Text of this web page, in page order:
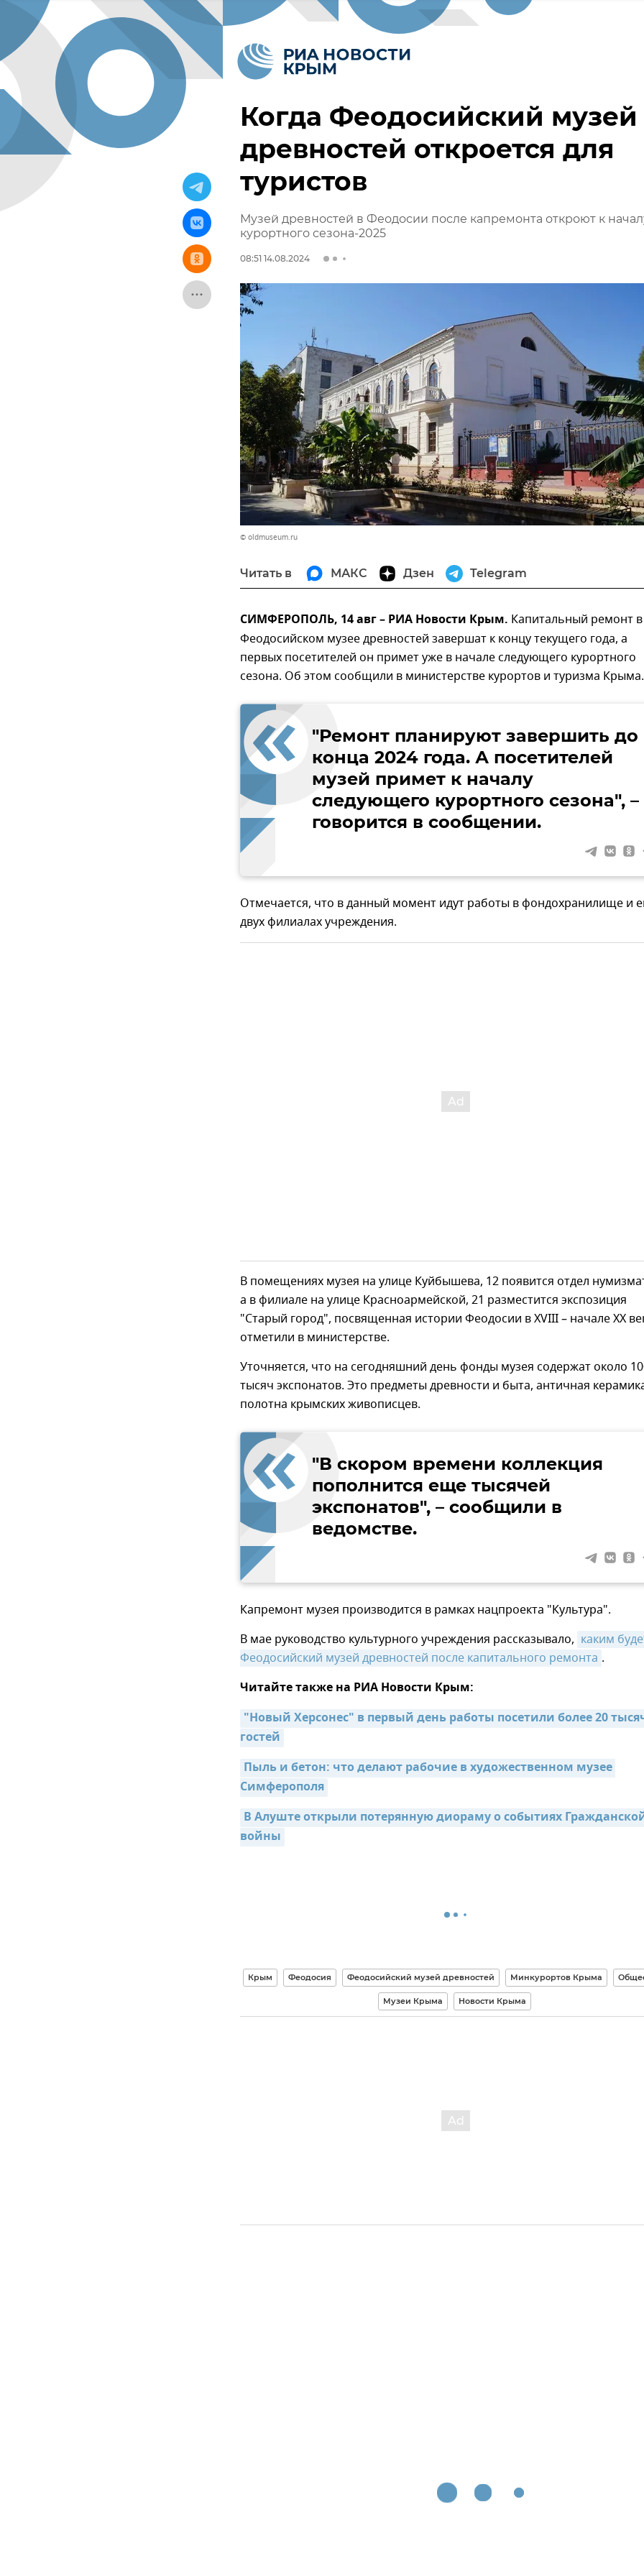
Когда Феодосийский музей
древностей откроется для
туристов
Музей древностей в Феодосии после капремонта откроют к
курортного сезона-2025
08:51 14.08.2024
© oldmuseum.ru
Читать в МАКС Дзен Telegram
СИМФЕРОПОЛЬ, 14 авг – РИА Новости Крым. Капитальный ремонт в
Феодосийском музее древностей завершат к концу текущего года, а
первых посетителей он примет уже в начале следующего курортного
сезона. Об этом сообщили в министерстве курортов и туризма Крыма.
"Ремонт планируют завершить до
конца 2024 года. А посетителей
музей примет к началу
следующего курортного сезона", –
говорится в сообщении.
Отмечается, что в данный момент идут работы в фондохранилище и
двух филиалах учреждения.
В помещениях музея на улице Куйбышева, 12 появится отдел
а в филиале на улице Красноармейской, 21 разместится экспозиция
"Старый город", посвященная истории Феодосии в XVIII – начале XX
отметили в министерстве.
Уточняется, что на сегодняшний день фонды музея содержат около
тысяч экспонатов. Это предметы древности и быта, античная
полотна крымских живописцев.
"В скором времени коллекция
пополнится еще тысячей
экспонатов", – сообщили в
ведомстве.
Капремонт музея производится в рамках нацпроекта "Культура".
В мае руководство культурного учреждения рассказывало, каким
Феодосийский музей древностей после капитального ремонта .
Читайте также на РИА Новости Крым:
"Новый Херсонес" в первый день работы посетили более 20
гостей
Пыль и бетон: что делают рабочие в художественном музее
Cимферополя
В Алуште открыли потерянную диораму о событиях
войны
Крым Феодосия Феодосийский музей древностей Минкурортов Крыма
Музеи Крыма Новости Крыма